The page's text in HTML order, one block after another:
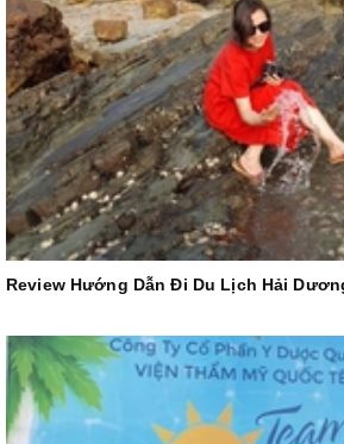
Review Hướng Dẫn Đi Du Lịch Hải